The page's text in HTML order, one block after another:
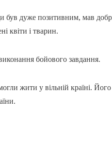
дуже позитивним, мав
квіти і тварин.
бойового завдання.
жити у вільній країні.